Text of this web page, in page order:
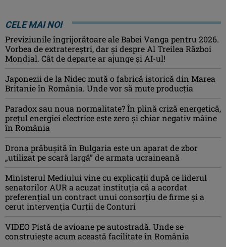
CELE MAI NOI
Previziunile îngrijorătoare ale Babei Vanga pentru 2026.
Vorbea de extratereștri, dar și despre Al Treilea Război
Mondial. Cât de departe ar ajunge și AI-ul!
Japonezii de la Nidec mută o fabrică istorică din Marea
Britanie în România. Unde vor să mute producția
Paradox sau noua normalitate? În plină criză energetică,
prețul energiei electrice este zero și chiar negativ mâine
în România
Drona prăbuşită în Bulgaria este un aparat de zbor
„utilizat pe scară largă” de armata ucraineană
Ministerul Mediului vine cu explicații după ce liderul
senatorilor AUR a acuzat instituția că a acordat
preferențial un contract unui consorțiu de firme și a
cerut intervenția Curții de Conturi
VIDEO Pistă de avioane pe autostradă. Unde se
construiește acum această facilitate în România